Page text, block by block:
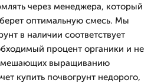
через менеджера, который
оптимальную смесь. Мы
в наличии соответствует
процент органики и не
мешающих выращиванию
купить почвогрунт недорого,